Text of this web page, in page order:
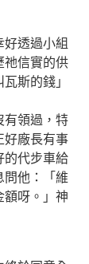
透過小組
祂信實的供
斯的錢」
有領過，特
好廠長有事
的代步車給
問他：「維
額呀。」神